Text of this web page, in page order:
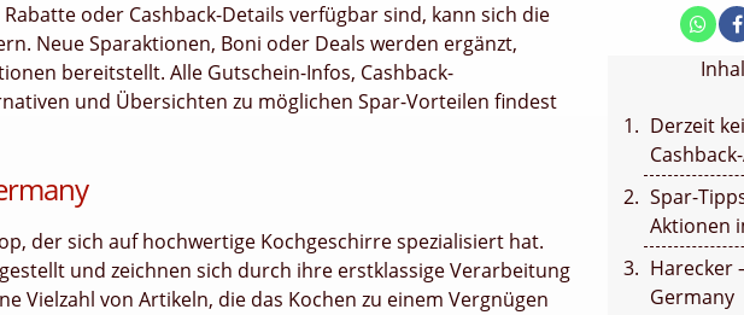
Derzeit
Spar-
Aktionen
Harecker
Germany
oder Cashback-Details verfügbar sind, kann sich die
Neue Sparaktionen, Boni oder Deals werden ergänzt,
bereitstellt. Alle Gutschein-Infos, Cashback-
und Übersichten zu möglichen Spar-Vorteilen findest
der sich auf hochwertige Kochgeschirre spezialisiert hat.
und zeichnen sich durch ihre erstklassige Verarbeitung
Vielzahl von Artikeln, die das Kochen zu einem Vergnügen